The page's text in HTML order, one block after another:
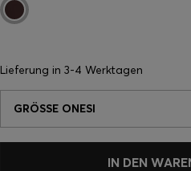
Lieferung in 3-4 Werktagen
GRÖSSE ONESI
IN DEN